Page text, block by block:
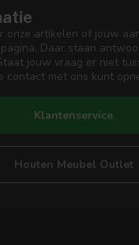
onze artikelen of jouw
Daar staan
jouw vraag er niet
contact met ons kunt
Klantenservice
Houten Meubel Outlet